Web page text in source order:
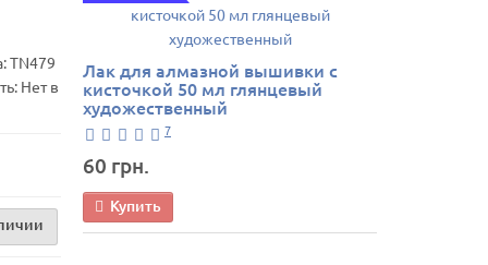
TN479
Нет в
Лак для алмазной вышивки с
кисточкой 50 мл глянцевый
художественный
7
60 грн.
Купить